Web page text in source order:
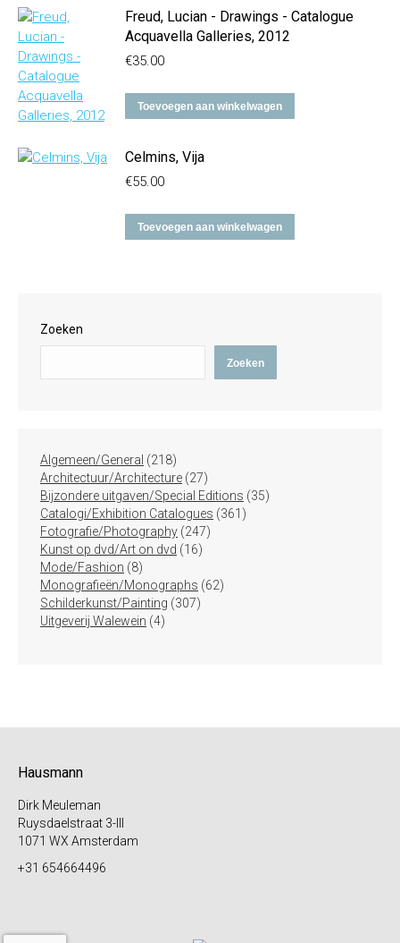
Freud, Lucian - Drawings - Catalogue
Acquavella Galleries, 2012
€35.00
Toevoegen aan winkelwagen
Celmins, Vija
€55.00
Toevoegen aan winkelwagen
Zoeken
Zoeken
Algemeen/General 218218
producten
Architectuur/Architecture 2727
producten
Bijzondere uitgaven/Special Editions 3535
Catalogi/Exhibition Catalogues 361 361
Fotografie/Photography 247247
Kunst op dvd/Art on dvd 1616
Mode/Fashion 88
producten
Monografieën/Monographs 6262
Schilderkunst/Painting 307307
Uitgeverij Walewein 44
Hausmann
Dirk Meuleman
Ruysdaelstraat 3-III
1071 WX Amsterdam
+31 654664496